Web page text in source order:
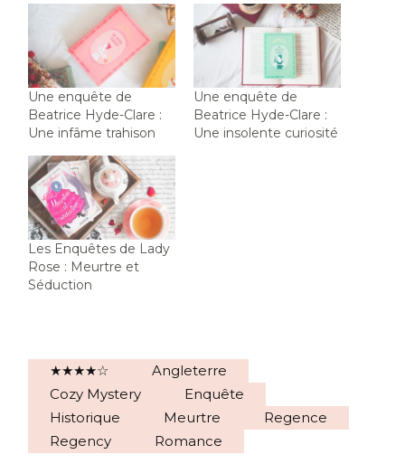
Une enquête de
Beatrice Hyde-Clare :
Une infâme trahison
Une enquête de
Beatrice Hyde-Clare :
Une insolente curiosité
Les Enquêtes de Lady
Rose : Meurtre et
Séduction
★★★★☆
Angleterre
Cozy Mystery
Enquête
Historique
Meurtre
Regence
Regency
Romance